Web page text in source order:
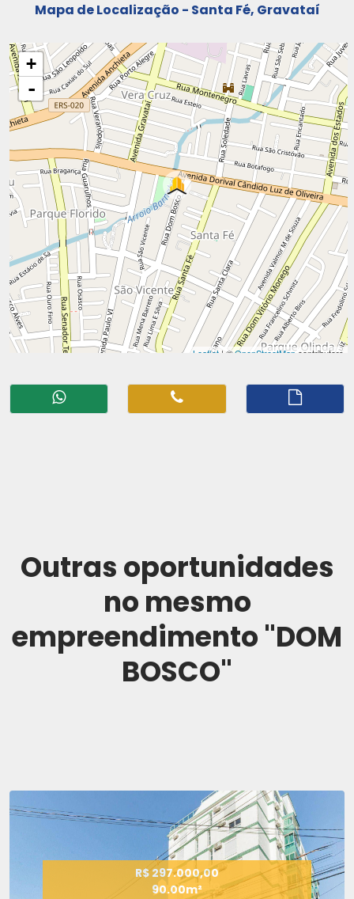
Mapa de Localização - Santa Fé, Gravataí
Outras oportunidades
no mesmo
empreendimento "DOM
BOSCO"
R$ 297.000,00
90.00m²